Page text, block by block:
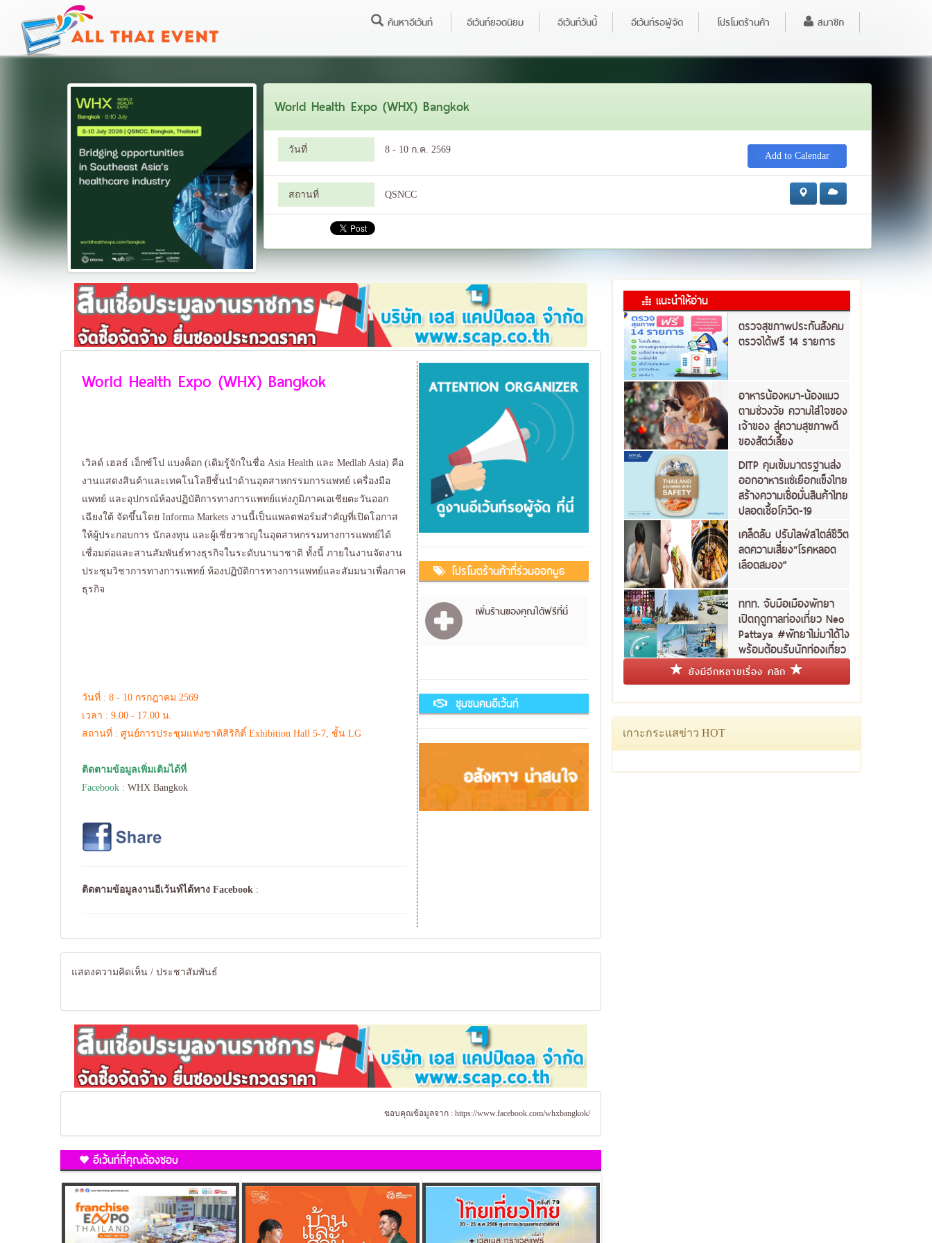
ค้นหาอีเว้นท์ อีเว้นท์ยอดนิยม อีเว้นท์วันนี้ อีเว้นท์รอผู้จัด โปรโมตร้านค้า สมาชิก
World Health Expo (WHX) Bangkok
วันที่ 8 - 10 ก.ค. 2569
Add to Calendar
สถานที่ QSNCC
World Health Expo (WHX) Bangkok
เวิลด์ เฮลธ์ เอ็กซ์โป แบงค็อก (เดิมรู้จักในชื่อ Asia Health และ Medlab Asia) คือ
งานแสดงสินค้าและเทคโนโลยีชั้นนำด้านอุตสาหกรรมการแพทย์ เครื่องมือ
แพทย์ และอุปกรณ์ห้องปฏิบัติการทางการแพทย์แห่งภูมิภาคเอเชียตะวันออก
เฉียงใต้ จัดขึ้นโดย Informa Markets งานนี้เป็นแพลตฟอร์มสำคัญที่เปิดโอกาส
ให้ผู้ประกอบการ นักลงทุน และผู้เชี่ยวชาญในอุตสาหกรรมทางการแพทย์ได้
เชื่อมต่อและสานสัมพันธ์ทางธุรกิจในระดับนานาชาติ ทั้งนี้ ภายในงานจัดงาน
ประชุมวิชาการทางการแพทย์ ห้องปฏิบัติการทางการแพทย์และสัมมนาเพื่อภาค
ธุรกิจ
วันที่ : 8 - 10 กรกฎาคม 2569
เวลา : 9.00 - 17.00 น.
สถานที่ : ศูนย์การประชุมแห่งชาติสิริกิติ์ Exhibition Hall 5-7, ชั้น LG
ติดตามข้อมูลเพิ่มเติมได้ที่
Facebook : WHX Bangkok
ติดตามข้อมูลงานอีเว้นท์ได้ทาง Facebook :
โปรโมตร้านค้าที่ร่วมออกบูธ
เพิ่มร้านของคุณได้ฟรีที่นี่
ชุมชนคนอีเว้นท์
แสดงความคิดเห็น / ประชาสัมพันธ์
ขอบคุณข้อมูลจาก : https://www.facebook.com/whxbangkok/
อีเว้นท์ที่คุณต้องชอบ
แนะนำให้อ่าน
ตรวจสุขภาพประกันสังคม
ตรวจได้ฟรี 14 รายการ
อาหารน้องหมา-น้องแมว
ตามช่วงวัย ความใส่ใจของ
เจ้าของ สู่ความสุขภาพดี
ของสัตว์เลี้ยง
DITP คุมเข้มมาตรฐานส่ง
ออกอาหารแช่เยือกแข็งไทย
สร้างความเชื่อมั่นสินค้าไทย
ปลอดเชื้อโควิด-19
เคล็ดลับ ปรับไลฟ์สไตล์ชีวิต
ลดความเสี่ยง“โรคหลอด
เลือดสมอง”
ททท. จับมือเมืองพัทยา
เปิดฤดูกาลท่องเที่ยว Neo
Pattaya #พัทยาไม่มาได้ไง
พร้อมต้อนรับนักท่องเที่ยว
ชาวไทย
ยังมีอีกหลายเรื่อง คลิก
เกาะกระแสข่าว HOT